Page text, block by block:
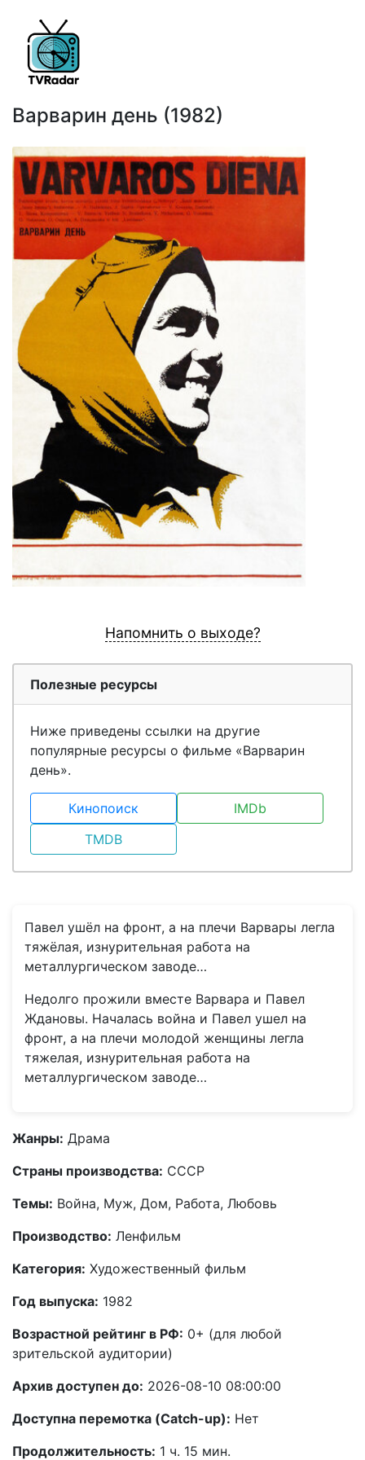
Варварин день (1982)
Напомнить о выходе?
Полезные ресурсы
Ниже приведены ссылки на другие
популярные ресурсы о фильме «Варварин
день».
Кинопоиск
IMDb
TMDB
Павел ушёл на фронт, а на плечи Варвары легла
тяжёлая, изнурительная работа на
металлургическом заводе…
Недолго прожили вместе Варвара и Павел
Ждановы. Началась война и Павел ушел на
фронт, а на плечи молодой женщины легла
тяжелая, изнурительная работа на
металлургическом заводе…
Жанры: Драма
Страны производства: СССР
Темы: Война, Муж, Дом, Работа, Любовь
Производство: Ленфильм
Категория: Художественный фильм
Год выпуска: 1982
Возрастной рейтинг в РФ: 0+ (для любой
зрительской аудитории)
Архив доступен до: 2026-08-10 08:00:00
Доступна перемотка (Catch-up): Нет
Продолжительность: 1 ч. 15 мин.